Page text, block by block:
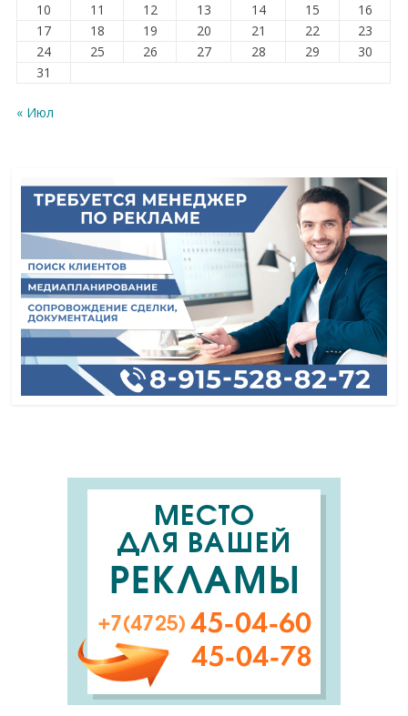
10 11 12 13 14 15
16
17
18 19 20 21 22
23
24
25 26 27 28 29
30
31
« Июл